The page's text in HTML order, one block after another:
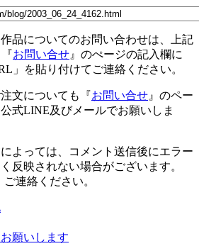
品についてのお問い合わせは、上記
お問い合せ 』のぺージの記入欄に
」を貼り付けてご連絡ください。
文についても『お問い合せ 』のペー
式LINE及びメールでお願いしま
よっては、コメント送信後にエラー
反映されない場合がございます。
連絡ください。
願いします